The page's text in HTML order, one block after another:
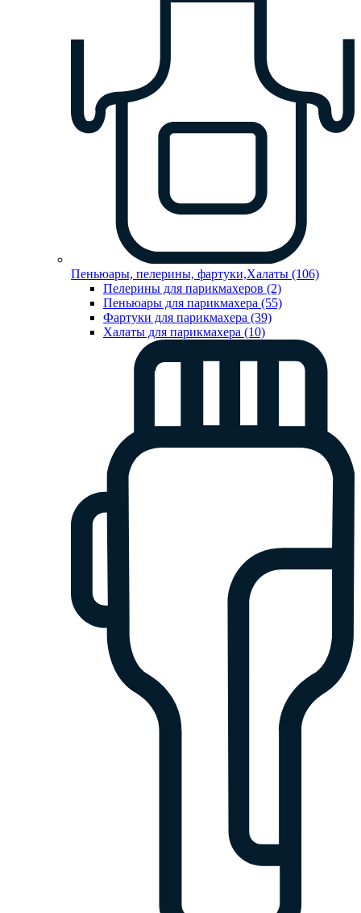
Пеньюары, пелерины, фартуки,Халаты (106)
Пелерины для парикмахеров (2)
Пеньюары для парикмахера (55)
Фартуки для парикмахера (39)
Халаты для парикмахера (10)